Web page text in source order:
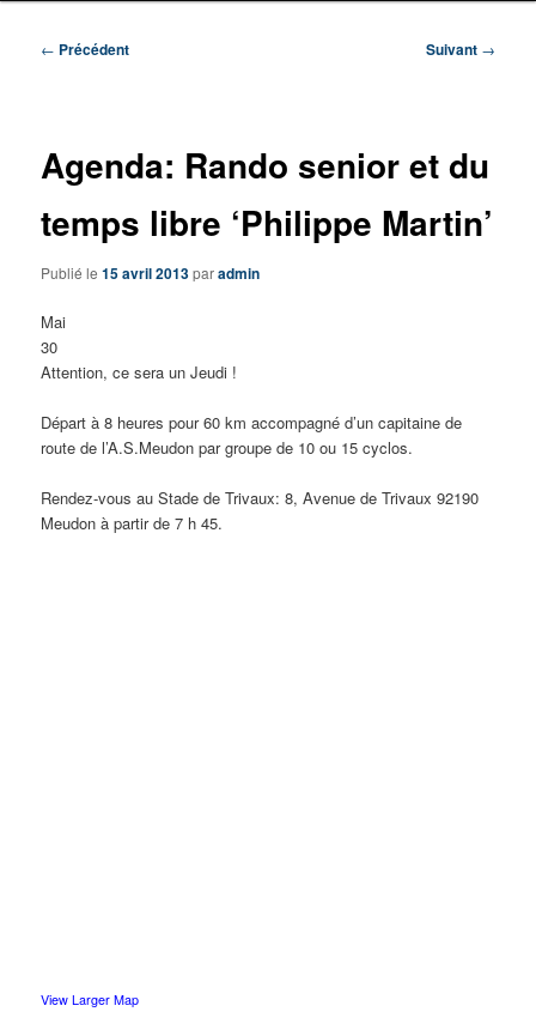
Navigation
← Précédent Suivant →
Agenda: Rando senior et du
temps libre ‘Philippe Martin’
Publié le15 avril 2013paradmin
Mai
30
Attention, ce sera un Jeudi !
Départ à 8 heures pour 60 km accompagné d’un capitaine de
route de l’A.S.Meudon par groupe de 10 ou 15 cyclos.
Rendez-vous au Stade de Trivaux: 8, Avenue de Trivaux 92190
Meudon à partir de 7 h 45.
View Larger Map